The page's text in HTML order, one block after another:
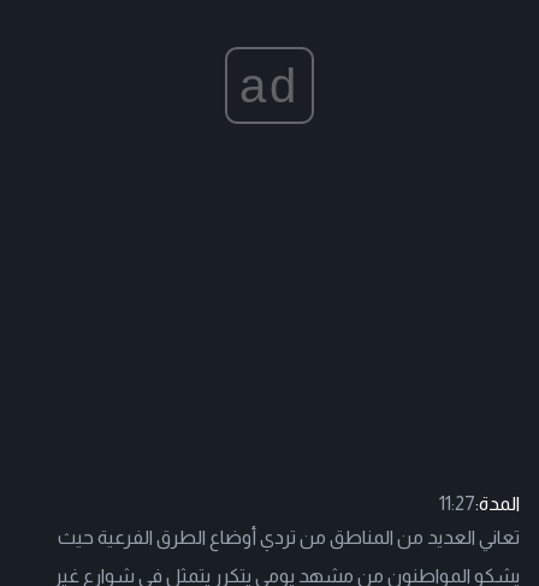
ad
المدة:11:27
تعاني العديد من المناطق من تردي أوضاع الطرق الفرعية حيث
يشكو المواطنون من مشهد يومي يتكرر يتمثل في شوارع غير